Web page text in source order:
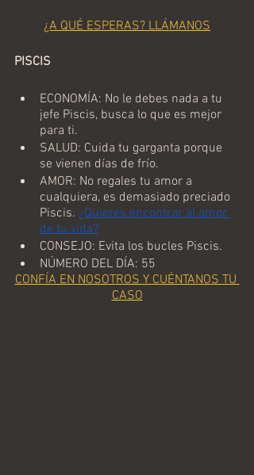
¿A QUÉ ESPERAS? LLÁMANOS
PISCIS
ECONOMÍA: No le debes nada a tu
jefe Piscis, busca lo que es mejor
para ti.
SALUD: Cuida tu garganta porque
se vienen días de frío.
AMOR: No regales tu amor a
cualquiera, es demasiado preciado
Piscis. ¿Quieres encontrar al amor
de tu vida?
CONSEJO: Evita los bucles Piscis.
NÚMERO DEL DÍA: 55
CONFÍA EN NOSOTROS Y CUÉNTANOS TU
CASO